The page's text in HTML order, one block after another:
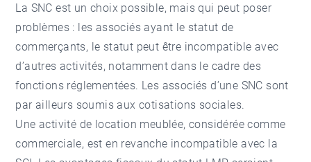
La SNC est un choix possible, mais qui peut poser
problèmes : les associés ayant le statut de
commerçants, le statut peut être incompatible avec
d’autres activités, notamment dans le cadre des
fonctions réglementées. Les associés d’une SNC sont
par ailleurs soumis aux cotisations sociales.
Une activité de location meublée, considérée comme
commerciale, est en revanche incompatible avec la